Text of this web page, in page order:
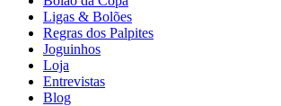
Ligas & Bolões
Regras dos Palpites
Joguinhos
Loja
Entrevistas
Blog